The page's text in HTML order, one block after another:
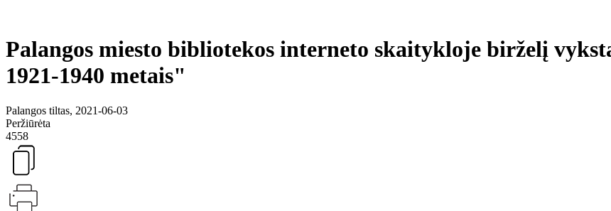
Palangos miesto bibliotekos interneto skaitykloje birželį
1921-1940 metais"
Palangos tiltas, 2021-06-03
Peržiūrėta
4558